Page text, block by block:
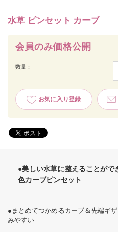
水草 ピンセット カーブ
会員のみ価格公開
数量：
お気に入り登録
●美しい水草に整えることが
色カーブピンセット
●まとめてつかめるカーブ＆先端ギ
みやすい